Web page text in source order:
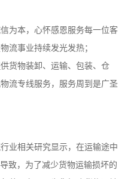
为本，心怀感恩服务每一位客
流事业持续发光发热；
货物装卸、运输、包装、仓
流专线服务，服务周到是广圣
业相关研究显示，在运输途中
致，为了减少货物运输损坏的